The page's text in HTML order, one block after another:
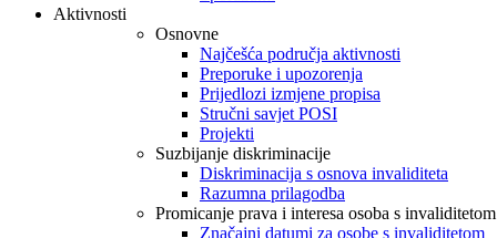
Aktivnosti
Osnovne
Najčešća područja aktivnosti
Preporuke i upozorenja
Prijedlozi izmjene propisa
Stručni savjet POSI
Projekti
Suzbijanje diskriminacije
Diskriminacija s osnova invaliditeta
Razumna prilagodba
Promicanje prava i interesa osoba s invaliditetom
Značajni datumi za osobe s invaliditetom